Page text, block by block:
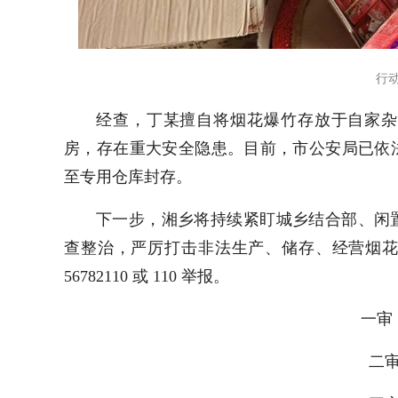
行
经查，丁某擅自将烟花爆竹存放于自家
房，存在重大安全隐患。目前，市公安局已
至专用仓库封存。
下一步，湘乡将持续紧盯城乡结合部、
查整治，严厉打击非法生产、储存、经营烟
56782110 或 110 举报。
一审
二